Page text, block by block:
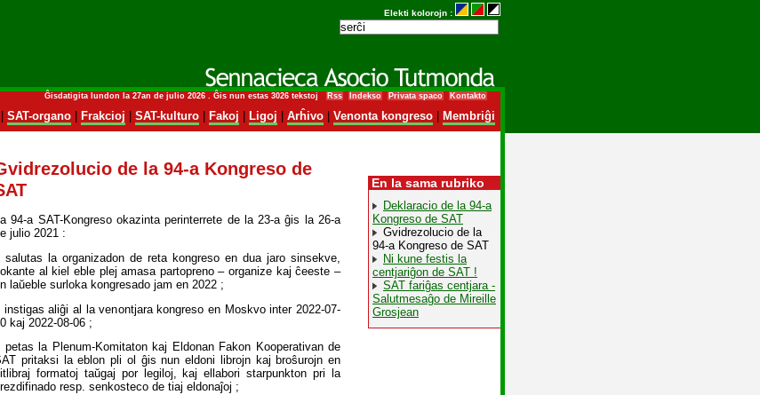
Elekti kolorojn :
Ĝisdatigita lundon la 27an de julio 2026 . Ĝis nun estas 3026 tekstoj Rss Indekso Privata spaco Kontakto
SAT-organo| Frakcioj SAT-kulturo| Fakoj Ligoj Arĥivo| Venonta kongreso| Membriĝi
En la sama rubriko
Deklaracio de la 94-a
Kongreso de SAT
Gvidrezolucio de la
94-a Kongreso de SAT
Ni kune festis la
centjariĝon de SAT !
SAT fariĝas centjara -
Salutmesaĝo de Mireille
Grosjean
de la 94-a Kongreso de
La 94-a SAT-Kongreso okazinta perinterrete de la 23‑a ĝis la 26‑a
julio 2021 :
salutas la organizadon de reta kongreso en dua jaro sinsekve,
al kiel eble plej amasa partopreno – organize kaj ĉeeste –
laŭeble surloka kongresado jam en 2022 ;
instigas aliĝi al la venontjara kongreso en Moskvo inter 2022-07-
kaj 2022-08-06 ;
petas la Plenum-Komitaton kaj Eldonan Fakon Kooperativan de
pritaksi la eblon pli ol ĝis nun eldoni librojn kaj broŝurojn en
formatoj taŭgaj por legiloj, kaj ellabori starpunkton pri la
resp. senkosteco de tiaj eldonaĵoj ;